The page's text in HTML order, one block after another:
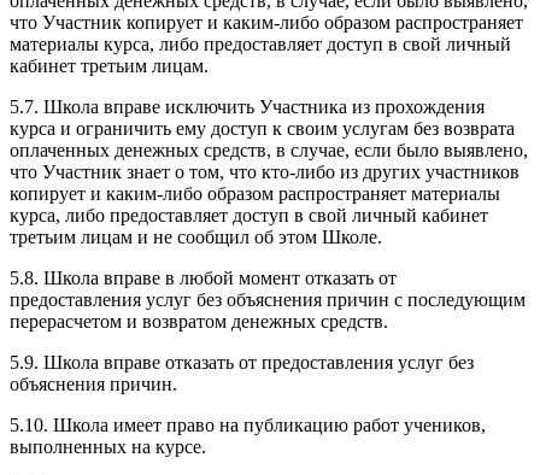
что Участник копирует и каким-либо образом распространяет
материалы курса, либо предоставляет доступ в свой личный
кабинет третьим лицам.
5.7. Школа вправе исключить Участника из прохождения
курса и ограничить ему доступ к своим услугам без возврата
оплаченных денежных средств, в случае, если было выявлено,
что Участник знает о том, что кто-либо из других участников
копирует и каким-либо образом распространяет материалы
курса, либо предоставляет доступ в свой личный кабинет
третьим лицам и не сообщил об этом Школе.
5.8. Школа вправе в любой момент отказать от
предоставления услуг без объяснения причин с последующим
перерасчетом и возвратом денежных средств.
5.9. Школа вправе отказать от предоставления услуг без
объяснения причин.
5.10. Школа имеет право на публикацию работ учеников,
выполненных на курсе.